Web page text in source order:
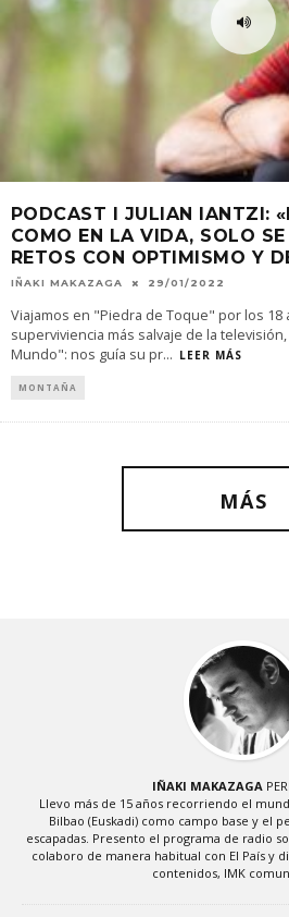
PODCAST I JULIAN IANTZI:
COMO EN LA VIDA, SOLO SE
RETOS CON OPTIMISMO Y
IÑAKI MAKAZAGA 29/01/2022
Viajamos en "Piedra de Toque" por los
superviviencia más salvaje de la
Mundo": nos guía su pr... LEER MÁS
MONTAÑA
MÁS
IÑAKI MAKAZAGA
Llevo más de 15 años recorriendo el
Bilbao (Euskadi) como campo base y el
escapadas. Presento el programa de radio
colaboro de manera habitual con El País y
contenidos, IMK